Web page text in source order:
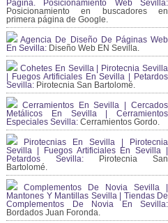
Página. Posicionamiento Web Sevilla:
Posicionamiento en buscadores en
primera página de Google.
Agencia De Diseño De Páginas Web
En Sevilla: Diseño Web EN Sevilla.
Cohetes En Sevilla | Pirotecnia Sevilla
| Fuegos Artificiales En Sevilla | Petardos
Sevilla: Pirotecnia San Bartolomé.
Cerramientos En Sevilla | Cercados
Metálicos En Sevilla | Cerramientos
Especiales Sevilla: Cerramientos Gordo.
Pirotecnias En Sevilla | Pirotecnia
Sevilla | Fuegos Artificiales En Sevilla |
Petardos Sevilla: Pirotecnia San
Bartolomé.
Complementos De Novia Sevilla |
Mantones Y Mantillas Sevilla | Tiendas De
Complementos De Novia En Sevilla:
Bordados Juan Foronda.